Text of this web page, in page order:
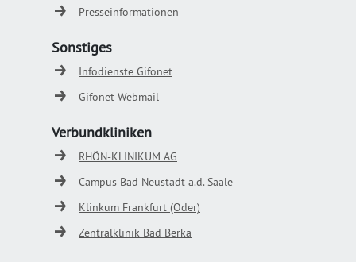
Presseinformationen
Sonstiges
Infodienste Gifonet
Gifonet Webmail
Verbundkliniken
RHÖN-KLINIKUM AG
Campus Bad Neustadt a.d. Saale
Klinkum Frankfurt (Oder)
Zentralklinik Bad Berka